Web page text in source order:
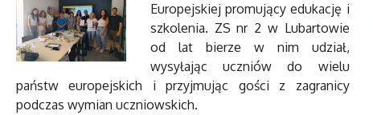
Europejskiej promujący edukację i
szkolenia. ZS nr 2 w Lubartowie
od lat bierze w nim udział,
wysyłając uczniów do wielu
państw europejskich i przyjmując gości z zagranicy
podczas wymian uczniowskich.